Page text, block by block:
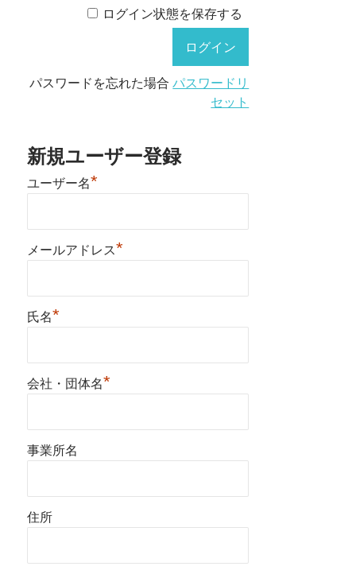
ログイン状態を保存する
パスワードを忘れた場合パスワードリ
セット
新規ユーザー登録
ユーザー名*
メールアドレス*
氏名*
会社・団体名*
事業所名
住所